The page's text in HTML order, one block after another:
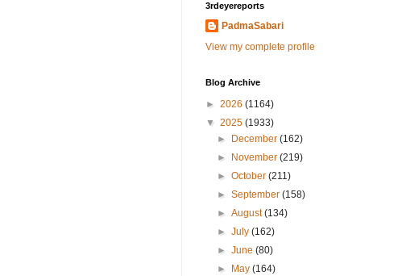
3rdeyereports
PadmaSabari
View my complete profile
Blog Archive
► 2026 (1164)
▼ 2025 (1933)
►
December(162)
►
November(219)
►October(211)
►September(158)
►August(134)
►July(162)
►June(80)
►
May(164)